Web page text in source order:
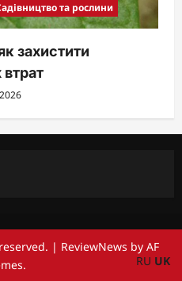
та рослини
захистити
| ReviewNews by AF
RU UK